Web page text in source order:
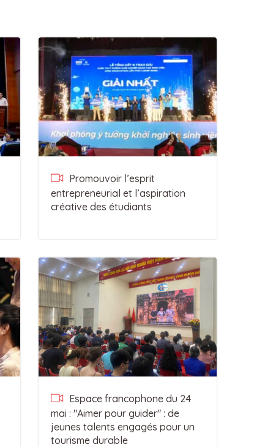
Promouvoir l’esprit
entrepreneurial et l’aspiration
créative des étudiants
Espace francophone du 24
mai : "Aimer pour guider" : de
jeunes talents engagés pour un
tourisme durable